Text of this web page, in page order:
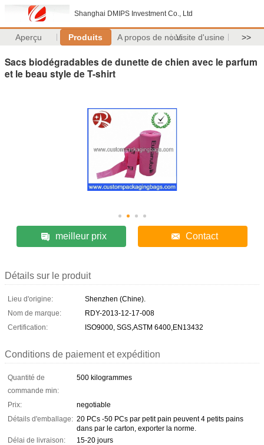
Shanghai DMIPS Investment Co., Ltd
Aperçu Produits A propos de nousVisite d'usine >>
Sacs biodégradables de dunette de chien avec le parfum
et le beau style de T-shirt
meilleur prix Contact
Détails sur le produit
Lieu d'origine:
Shenzhen (Chine).
Nom de marque:
RDY-2013-12-17-008
Certification:
ISO9000, SGS,ASTM 6400,EN13432
Conditions de paiement et expédition
Quantité de
commande min:
500 kilogrammes
Prix:
negotiable
Détails d'emballage: 20 PCs -50 PCs par petit pain peuvent 4 petits pains
dans par le carton, exporter la norme.
Délai de livraison:
15-20 jours